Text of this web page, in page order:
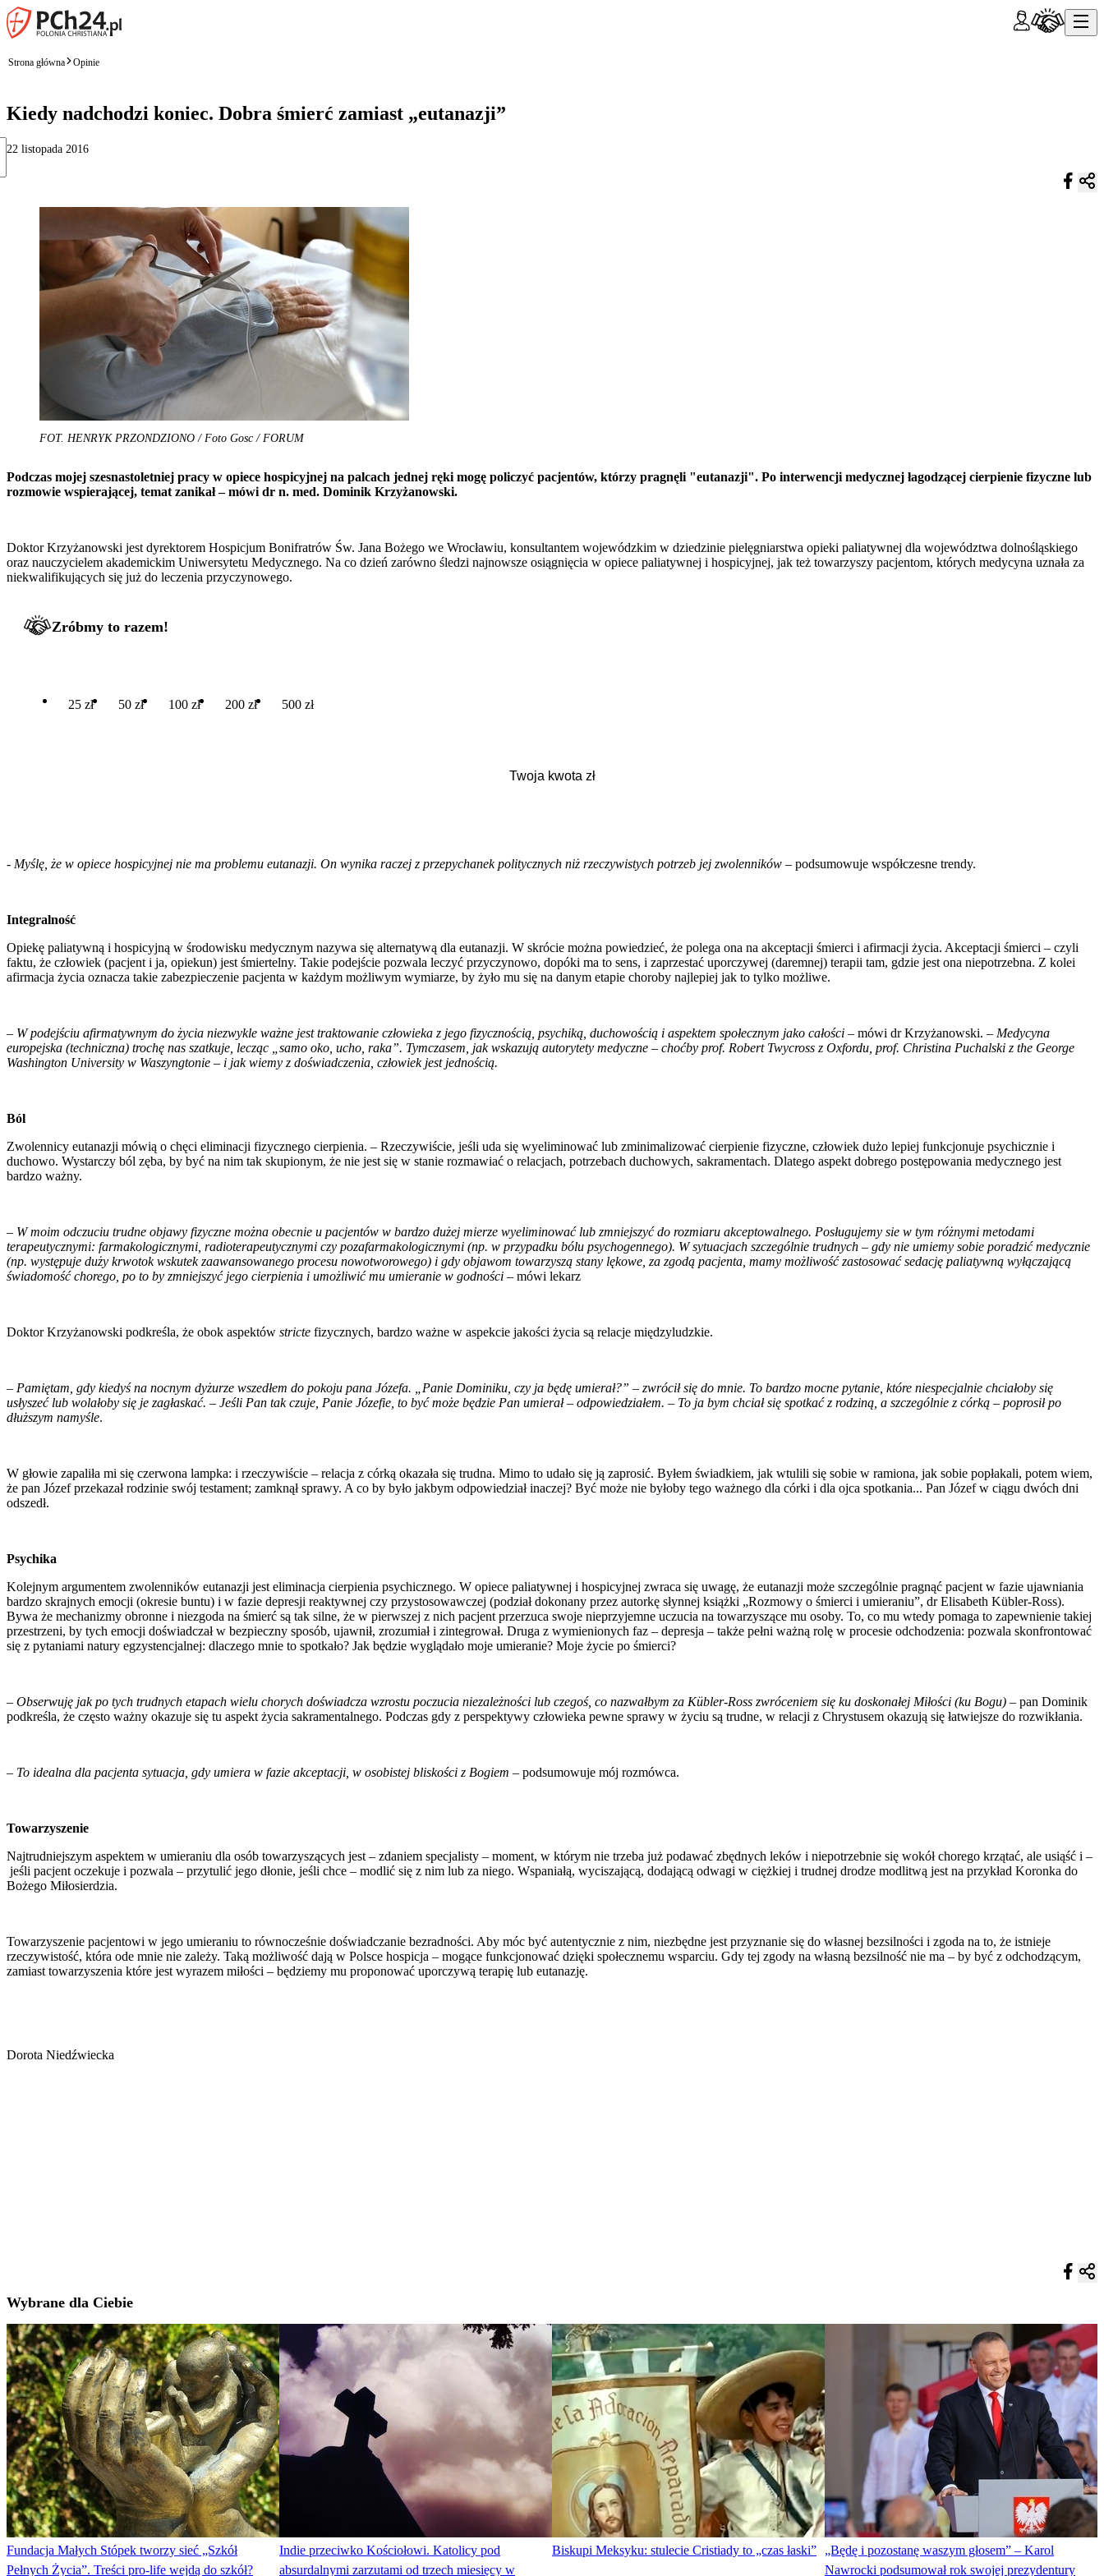
Strona główna Opinie
Kiedy nadchodzi koniec. Dobra śmierć zamiast „eutanazji”
22 listopada 2016
FOT. HENRYK PRZONDZIONO / Foto Gosc / FORUM
Podczas mojej szesnastoletniej pracy w opiece hospicyjnej na palcach jednej ręki mogę policzyć pacjentów, którzy pragnęli "eutanazji". Po interwencji medycznej łagodzącej cierpienie fizyczne lub
rozmowie wspierającej, temat zanikał – mówi dr n. med. Dominik Krzyżanowski.
Doktor Krzyżanowski jest dyrektorem Hospicjum Bonifratrów Św. Jana Bożego we Wrocławiu, konsultantem wojewódzkim w dziedzinie pielęgniarstwa opieki paliatywnej dla województwa dolnośląskiego
oraz nauczycielem akademickim Uniwersytetu Medycznego. Na co dzień zarówno śledzi najnowsze osiągnięcia w opiece paliatywnej i hospicyjnej, jak też towarzyszy pacjentom, których medycyna uznała za
niekwalifikujących się już do leczenia przyczynowego.
Zróbmy to razem!
25 zł 50 zł 100 zł 200 zł 500 zł
- Myślę, że w opiece hospicyjnej nie ma problemu eutanazji. On wynika raczej z przepychanek politycznych niż rzeczywistych potrzeb jej zwolenników – podsumowuje współczesne trendy.
Integralność
Opiekę paliatywną i hospicyjną w środowisku medycznym nazywa się alternatywą dla eutanazji. W skrócie można powiedzieć, że polega ona na akceptacji śmierci i afirmacji życia. Akceptacji śmierci – czyli
faktu, że człowiek (pacjent i ja, opiekun) jest śmiertelny. Takie podejście pozwala leczyć przyczynowo, dopóki ma to sens, i zaprzestać uporczywej (daremnej) terapii tam, gdzie jest ona niepotrzebna. Z kolei
afirmacja życia oznacza takie zabezpieczenie pacjenta w każdym możliwym wymiarze, by żyło mu się na danym etapie choroby najlepiej jak to tylko możliwe.
– W podejściu afirmatywnym do życia niezwykle ważne jest traktowanie człowieka z jego fizycznością, psychiką, duchowością i aspektem społecznym jako całości – mówi dr Krzyżanowski. – Medycyna
europejska (techniczna) trochę nas szatkuje, lecząc „samo oko, ucho, raka”. Tymczasem, jak wskazują autorytety medyczne – choćby prof. Robert Twycross z Oxfordu, prof. Christina Puchalski z the George
Washington University w Waszyngtonie – i jak wiemy z doświadczenia, człowiek jest jednością.
Ból
Zwolennicy eutanazji mówią o chęci eliminacji fizycznego cierpienia. – Rzeczywiście, jeśli uda się wyeliminować lub zminimalizować cierpienie fizyczne, człowiek dużo lepiej funkcjonuje psychicznie i
duchowo. Wystarczy ból zęba, by być na nim tak skupionym, że nie jest się w stanie rozmawiać o relacjach, potrzebach duchowych, sakramentach. Dlatego aspekt dobrego postępowania medycznego jest
bardzo ważny.
– W moim odczuciu trudne objawy fizyczne można obecnie u pacjentów w bardzo dużej mierze wyeliminować lub zmniejszyć do rozmiaru akceptowalnego. Posługujemy sie w tym różnymi metodami
terapeutycznymi: farmakologicznymi, radioterapeutycznymi czy pozafarmakologicznymi (np. w przypadku bólu psychogennego). W sytuacjach szczególnie trudnych – gdy nie umiemy sobie poradzić medycznie
(np. występuje duży krwotok wskutek zaawansowanego procesu nowotworowego) i gdy objawom towarzyszą stany lękowe, za zgodą pacjenta, mamy możliwość zastosować sedację paliatywną wyłączającą
świadomość chorego, po to by zmniejszyć jego cierpienia i umożliwić mu umieranie w godności – mówi lekarz
Doktor Krzyżanowski podkreśla, że obok aspektów stricte fizycznych, bardzo ważne w aspekcie jakości życia są relacje międzyludzkie.
– Pamiętam, gdy kiedyś na nocnym dyżurze wszedłem do pokoju pana Józefa. „Panie Dominiku, czy ja będę umierał?” – zwrócił się do mnie. To bardzo mocne pytanie, które niespecjalnie chciałoby się
usłyszeć lub wolałoby się je zagłaskać. – Jeśli Pan tak czuje, Panie Józefie, to być może będzie Pan umierał – odpowiedziałem. – To ja bym chciał się spotkać z rodziną, a szczególnie z córką – poprosił po
dłuższym namyśle.
W głowie zapaliła mi się czerwona lampka: i rzeczywiście – relacja z córką okazała się trudna. Mimo to udało się ją zaprosić. Byłem świadkiem, jak wtulili się sobie w ramiona, jak sobie popłakali, potem wiem,
że pan Józef przekazał rodzinie swój testament; zamknął sprawy. A co by było jakbym odpowiedział inaczej? Być może nie byłoby tego ważnego dla córki i dla ojca spotkania... Pan Józef w ciągu dwóch dni
odszedł.
Psychika
Kolejnym argumentem zwolenników eutanazji jest eliminacja cierpienia psychicznego. W opiece paliatywnej i hospicyjnej zwraca się uwagę, że eutanazji może szczególnie pragnąć pacjent w fazie ujawniania
bardzo skrajnych emocji (okresie buntu) i w fazie depresji reaktywnej czy przystosowawczej (podział dokonany przez autorkę słynnej książki „Rozmowy o śmierci i umieraniu”, dr Elisabeth Kübler-Ross).
Bywa że mechanizmy obronne i niezgoda na śmierć są tak silne, że w pierwszej z nich pacjent przerzuca swoje nieprzyjemne uczucia na towarzyszące mu osoby. To, co mu wtedy pomaga to zapewnienie takiej
przestrzeni, by tych emocji doświadczał w bezpieczny sposób, ujawnił, zrozumiał i zintegrował. Druga z wymienionych faz – depresja – także pełni ważną rolę w procesie odchodzenia: pozwala skonfrontować
się z pytaniami natury egzystencjalnej: dlaczego mnie to spotkało? Jak będzie wyglądało moje umieranie? Moje życie po śmierci?
– Obserwuję jak po tych trudnych etapach wielu chorych doświadcza wzrostu poczucia niezależności lub czegoś, co nazwałbym za Kübler-Ross zwróceniem się ku doskonałej Miłości (ku Bogu) – pan Dominik
podkreśla, że często ważny okazuje się tu aspekt życia sakramentalnego. Podczas gdy z perspektywy człowieka pewne sprawy w życiu są trudne, w relacji z Chrystusem okazują się łatwiejsze do rozwikłania.
– To idealna dla pacjenta sytuacja, gdy umiera w fazie akceptacji, w osobistej bliskości z Bogiem – podsumowuje mój rozmówca.
Towarzyszenie
Najtrudniejszym aspektem w umieraniu dla osób towarzyszących jest – zdaniem specjalisty – moment, w którym nie trzeba już podawać zbędnych leków i niepotrzebnie się wokół chorego krzątać, ale usiąść i –
jeśli pacjent oczekuje i pozwala – przytulić jego dłonie, jeśli chce – modlić się z nim lub za niego. Wspaniałą, wyciszającą, dodającą odwagi w ciężkiej i trudnej drodze modlitwą jest na przykład Koronka do
Bożego Miłosierdzia.
Towarzyszenie pacjentowi w jego umieraniu to równocześnie doświadczanie bezradności. Aby móc być autentycznie z nim, niezbędne jest przyznanie się do własnej bezsilności i zgoda na to, że istnieje
rzeczywistość, która ode mnie nie zależy. Taką możliwość dają w Polsce hospicja – mogące funkcjonować dzięki społecznemu wsparciu. Gdy tej zgody na własną bezsilność nie ma – by być z odchodzącym,
zamiast towarzyszenia które jest wyrazem miłości – będziemy mu proponować uporczywą terapię lub eutanazję.
Dorota Niedźwiecka
Wybrane dla Ciebie
Fundacja Małych Stópek tworzy sieć „Szkół
Pełnych Życia”. Treści pro-life wejdą do szkół?
Indie przeciwko Kościołowi. Katolicy pod
absurdalnymi zarzutami od trzech miesięcy w
Biskupi Meksyku: stulecie Cristiady to „czas łaski”
„Będę i pozostanę waszym głosem” – Karol
Nawrocki podsumował rok swojej prezydentury